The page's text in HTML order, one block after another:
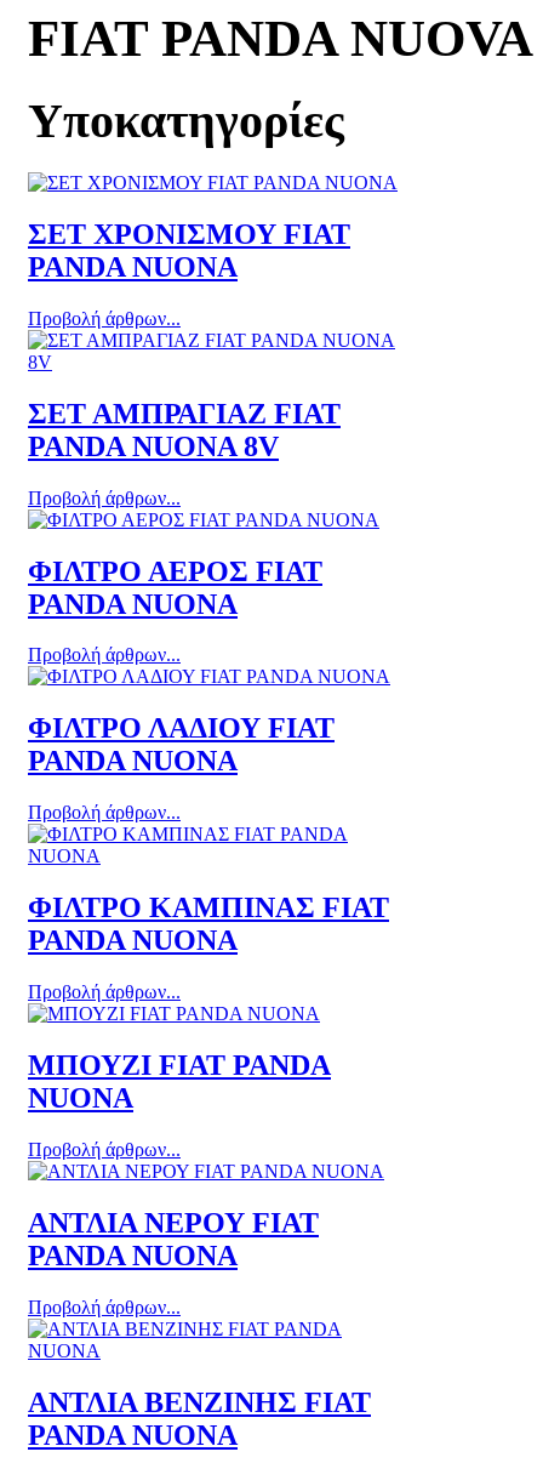
FIAT PANDA NUOVA
Υποκατηγορίες
ΣΕΤ ΧΡΟΝΙΣΜΟΥ FIAT
PANDA NUONA
Προβολή άρθρων...
ΣΕΤ ΑΜΠΡΑΓΙΑΖ FIAT
PANDA NUONA 8V
Προβολή άρθρων...
ΦΙΛΤΡΟ ΑΕΡΟΣ FIAT
PANDA NUONA
Προβολή άρθρων...
ΦΙΛΤΡΟ ΛΑΔΙΟΥ FIAT
PANDA NUONA
Προβολή άρθρων...
ΦΙΛΤΡΟ ΚΑΜΠΙΝΑΣ FIAT
PANDA NUONA
Προβολή άρθρων...
ΜΠΟΥΖΙ FIAT PANDA
NUONA
Προβολή άρθρων...
ΑΝΤΛΙΑ ΝΕΡΟΥ FIAT
PANDA NUONA
Προβολή άρθρων...
ΑΝΤΛΙΑ ΒΕΝΖΙΝΗΣ FIAT
PANDA NUONA